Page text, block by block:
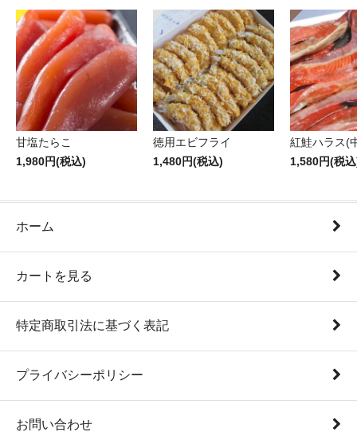
甘塩たらこ
1,980円(税込)
徳用エビフライ
1,480円(税込)
紅鮭ハラス(
1,580円(税
ホーム
カートを見る
特定商取引法に基づく表記
プライバシーポリシー
お問い合わせ